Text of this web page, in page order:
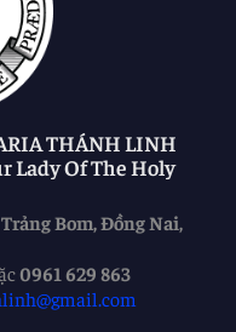
THÁNH LINH
Lady Of The Holy
Bom, Đồng Nai,
0961 629 863